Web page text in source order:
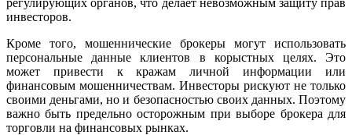
инвесторов.
Кроме того, мошеннические брокеры могут использовать
персональные данные клиентов в корыстных целях. Это
может привести к кражам личной информации или
финансовым мошенничествам. Инвесторы рискуют не только
своими деньгами, но и безопасностью своих данных. Поэтому
важно быть предельно осторожным при выборе брокера для
торговли на финансовых рынках.